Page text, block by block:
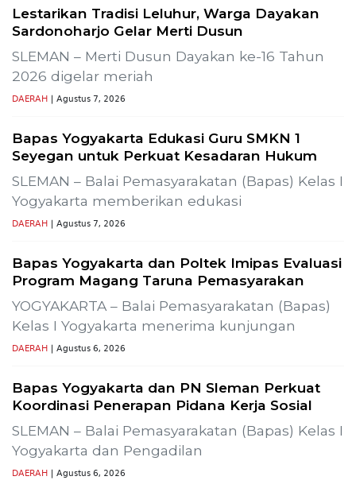
Lestarikan Tradisi Leluhur, Warga Dayakan
Sardonoharjo Gelar Merti Dusun
SLEMAN – Merti Dusun Dayakan ke-16 Tahun
2026 digelar meriah
DAERAH | Agustus 7, 2026
Bapas Yogyakarta Edukasi Guru SMKN 1
Seyegan untuk Perkuat Kesadaran Hukum
SLEMAN – Balai Pemasyarakatan (Bapas) Kelas I
Yogyakarta memberikan edukasi
DAERAH | Agustus 7, 2026
Bapas Yogyakarta dan Poltek Imipas Evaluasi
Program Magang Taruna Pemasyarakan
YOGYAKARTA – Balai Pemasyarakatan (Bapas)
Kelas I Yogyakarta menerima kunjungan
DAERAH | Agustus 6, 2026
Bapas Yogyakarta dan PN Sleman Perkuat
Koordinasi Penerapan Pidana Kerja Sosial
SLEMAN – Balai Pemasyarakatan (Bapas) Kelas I
Yogyakarta dan Pengadilan
DAERAH | Agustus 6, 2026